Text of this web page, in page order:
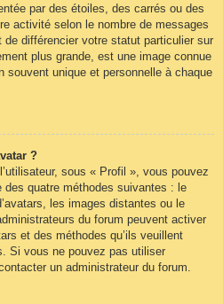
par des étoiles, des carrés ou des
activité selon le nombre de messages
différencier votre statut particulier sur
plus grande, est une image connue
souvent unique et personnelle à chaque
?
sous « Profil », vous pouvez
quatre méthodes suivantes : le
les images distantes ou le
du forum peuvent activer
et des méthodes qu’ils veuillent
Si vous ne pouvez pas utiliser
un administrateur du forum.